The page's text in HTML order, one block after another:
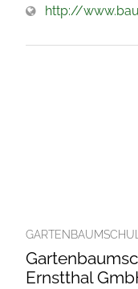
http://
Ernstthal